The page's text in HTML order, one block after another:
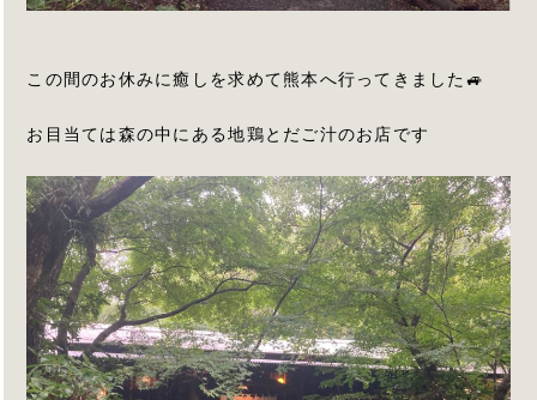
この間のお休みに癒しを求めて熊本へ行ってきました🚙
お目当ては森の中にある地鶏とだご汁のお店です